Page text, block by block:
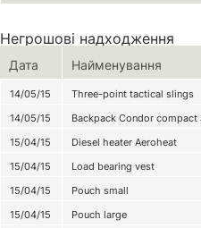
Негрошові надходження
Дата Найменування
14/05/15 Three-point tactical slings
14/05/15
Backpack Condor compact
15/04/15
Diesel heater Aeroheat
15/04/15
Load bearing vest
15/04/15
Pouch small
15/04/15
Pouch large